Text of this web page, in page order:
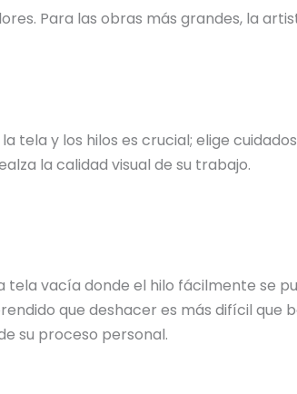
Para las obras más grandes, la
tela y los hilos es crucial; elige
la calidad visual de su trabajo.
vacía donde el hilo fácilmente se
que deshacer es más difícil que
su proceso personal.